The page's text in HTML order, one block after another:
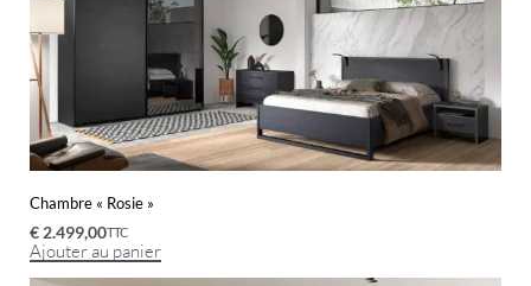
Chambre « Rosie »
€ 2.499,00TTC
Ajouter au panier